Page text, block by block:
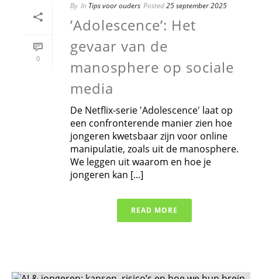
0
By In Tips voor ouders Posted25 september 2025
​’Adolescence’: Het
gevaar van de
manosphere op sociale
media
De Netflix-serie 'Adolescence' laat op
een confronterende manier zien hoe
jongeren kwetsbaar zijn voor online
manipulatie, zoals uit de manosphere.
We leggen uit waarom en hoe je
jongeren kan [...]
READ MORE